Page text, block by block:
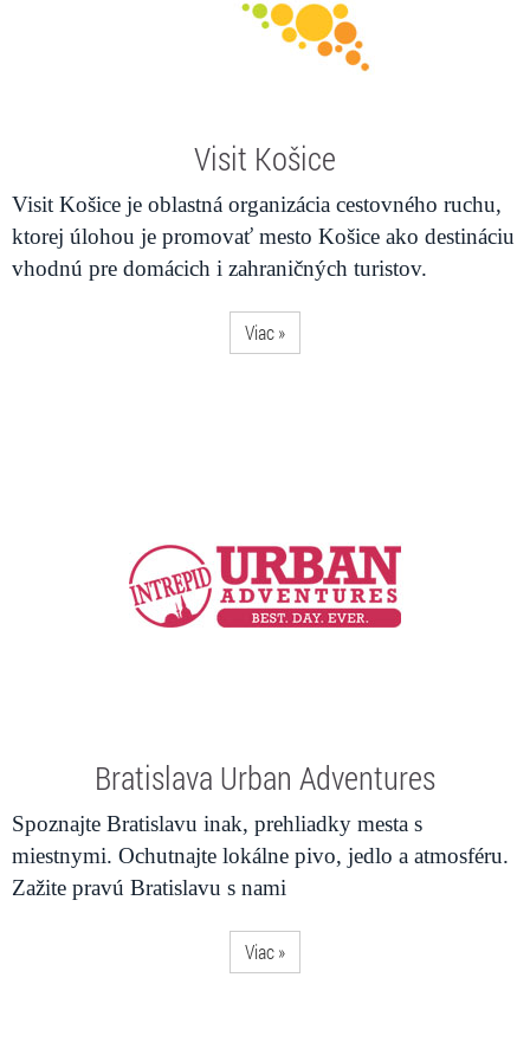
Visit Košice
Visit Košice je oblastná organizácia cestovného ruchu,
ktorej úlohou je promovať mesto Košice ako destináciu
vhodnú pre domácich i zahraničných turistov.
Viac »
Bratislava Urban Adventures
Spoznajte Bratislavu inak, prehliadky mesta s
miestnymi. Ochutnajte lokálne pivo, jedlo a atmosféru.
Zažite pravú Bratislavu s nami
Viac »